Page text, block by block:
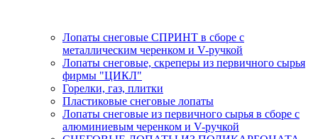
Лопаты снеговые СПРИНТ в сборе с
металлическим черенком и V-ручкой
Лопаты снеговые, скреперы из первичного сырья
фирмы "ЦИКЛ"
Горелки, газ, плитки
Пластиковые снеговые лопаты
Лопаты снеговые из первичного сырья в сборе с
алюминиевым черенком и V-ручкой